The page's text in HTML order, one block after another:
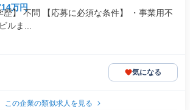
万円
歴】 不問 【応募に必須な条件】 ・事業用不
ルま...
気になる
この企業の類似求人を見る